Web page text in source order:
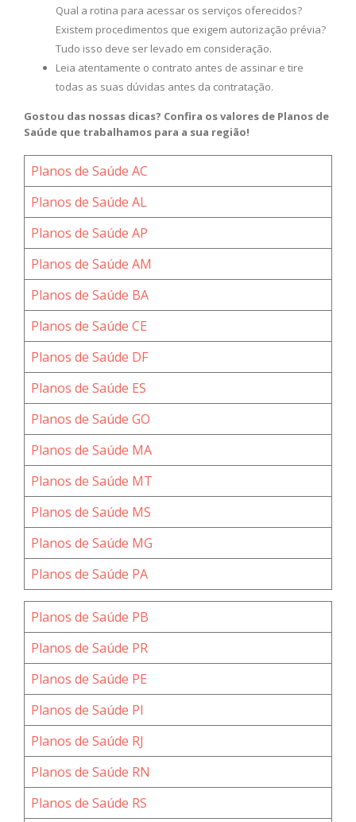
Qual a rotina para acessar os serviços oferecidos?
Existem procedimentos que exigem autorização prévia?
Tudo isso deve ser levado em consideração.
Leia atentamente o contrato antes de assinar e tire
todas as suas dúvidas antes da contratação.
Gostou das nossas dicas? Confira os valores de Planos de
Saúde que trabalhamos para a sua região!
Planos de Saúde AC
Planos de Saúde AL
Planos de Saúde AP
Planos de Saúde AM
Planos de Saúde BA
Planos de Saúde CE
Planos de Saúde DF
Planos de Saúde ES
Planos de Saúde GO
Planos de Saúde MA
Planos de Saúde MT
Planos de Saúde MS
Planos de Saúde MG
Planos de Saúde PA
Planos de Saúde PB
Planos de Saúde PR
Planos de Saúde PE
Planos de Saúde PI
Planos de Saúde RJ
Planos de Saúde RN
Planos de Saúde RS